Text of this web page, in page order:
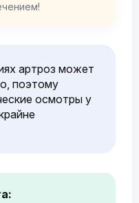
артроз может
поэтому
осмотры у